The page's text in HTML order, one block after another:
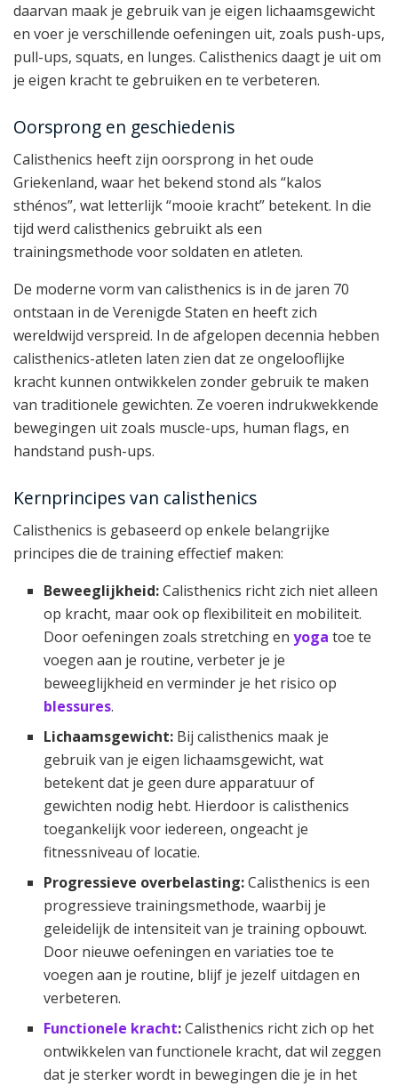
daarvan maak je gebruik van je eigen lichaamsgewicht
en voer je verschillende oefeningen uit, zoals push-ups,
pull-ups, squats, en lunges. Calisthenics daagt je uit om
je eigen kracht te gebruiken en te verbeteren.
Oorsprong en geschiedenis
Calisthenics heeft zijn oorsprong in het oude
Griekenland, waar het bekend stond als “kalos
sthénos”, wat letterlijk “mooie kracht” betekent. In die
tijd werd calisthenics gebruikt als een
trainingsmethode voor soldaten en atleten.
De moderne vorm van calisthenics is in de jaren 70
ontstaan in de Verenigde Staten en heeft zich
wereldwijd verspreid. In de afgelopen decennia hebben
calisthenics-atleten laten zien dat ze ongelooflijke
kracht kunnen ontwikkelen zonder gebruik te maken
van traditionele gewichten. Ze voeren indrukwekkende
bewegingen uit zoals muscle-ups, human flags, en
handstand push-ups.
Kernprincipes van calisthenics
Calisthenics is gebaseerd op enkele belangrijke
principes die de training effectief maken:
Beweeglijkheid:Calisthenics richt zich niet alleen
op kracht, maar ook op flexibiliteit en mobiliteit.
Door oefeningen zoals stretching enyoga toe te
voegen aan je routine, verbeter je je
beweeglijkheid en verminder je het risico op
blessures.
Lichaamsgewicht: Bij calisthenics maak je
gebruik van je eigen lichaamsgewicht, wat
betekent dat je geen dure apparatuur of
gewichten nodig hebt. Hierdoor is calisthenics
toegankelijk voor iedereen, ongeacht je
fitnessniveau of locatie.
Progressieve overbelasting:Calisthenics is een
progressieve trainingsmethode, waarbij je
geleidelijk de intensiteit van je training opbouwt.
Door nieuwe oefeningen en variaties toe te
voegen aan je routine, blijf je jezelf uitdagen en
verbeteren.
Functionele kracht:Calisthenics richt zich op het
ontwikkelen van functionele kracht, dat wil zeggen
dat je sterker wordt in bewegingen die je in het